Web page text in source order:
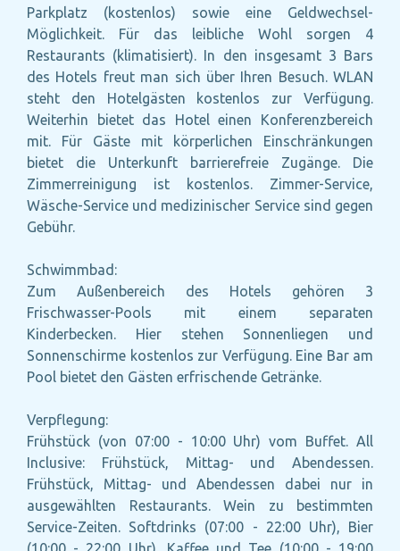
Parkplatz (kostenlos) sowie eine Geldwechsel-
Möglichkeit. Für das leibliche Wohl sorgen 4
Restaurants (klimatisiert). In den insgesamt 3 Bars
des Hotels freut man sich über Ihren Besuch. WLAN
steht den Hotelgästen kostenlos zur Verfügung.
Weiterhin bietet das Hotel einen Konferenzbereich
mit. Für Gäste mit körperlichen Einschränkungen
bietet die Unterkunft barrierefreie Zugänge. Die
Zimmerreinigung ist kostenlos. Zimmer-Service,
Wäsche-Service und medizinischer Service sind gegen
Gebühr.
Schwimmbad:
Zum Außenbereich des Hotels gehören 3
Frischwasser-Pools mit einem separaten
Kinderbecken. Hier stehen Sonnenliegen und
Sonnenschirme kostenlos zur Verfügung. Eine Bar am
Pool bietet den Gästen erfrischende Getränke.
Verpflegung:
Frühstück (von 07:00 - 10:00 Uhr) vom Buffet. All
Inclusive: Frühstück, Mittag- und Abendessen.
Frühstück, Mittag- und Abendessen dabei nur in
ausgewählten Restaurants. Wein zu bestimmten
Service-Zeiten. Softdrinks (07:00 - 22:00 Uhr), Bier